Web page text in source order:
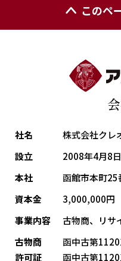
このペ
社名
株式会社クレ
設立
2008年4月8
本社
函館市本町25
資本金
3,000,000円
事業内容
古物商、リサ
古物商
許可証
函中古第
函中古第